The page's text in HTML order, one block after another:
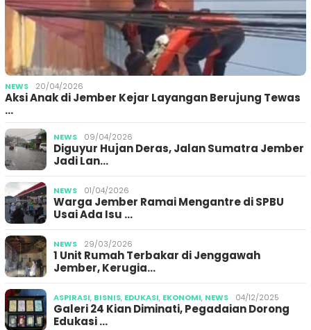
NEWS 20/04/2026
Aksi Anak di Jember Kejar Layangan Berujung Tewas
…
NEWS 09/04/2026
Diguyur Hujan Deras, Jalan Sumatra Jember
Jadi Lan…
NEWS 01/04/2026
Warga Jember Ramai Mengantre di SPBU
Usai Ada Isu …
NEWS 29/03/2026
1 Unit Rumah Terbakar di Jenggawah
Jember, Kerugia…
ASPIRASI, BISNIS, EDUKASI, EKONOMI, NEWS 04/12/2025
Galeri 24 Kian Diminati, Pegadaian Dorong
Edukasi …